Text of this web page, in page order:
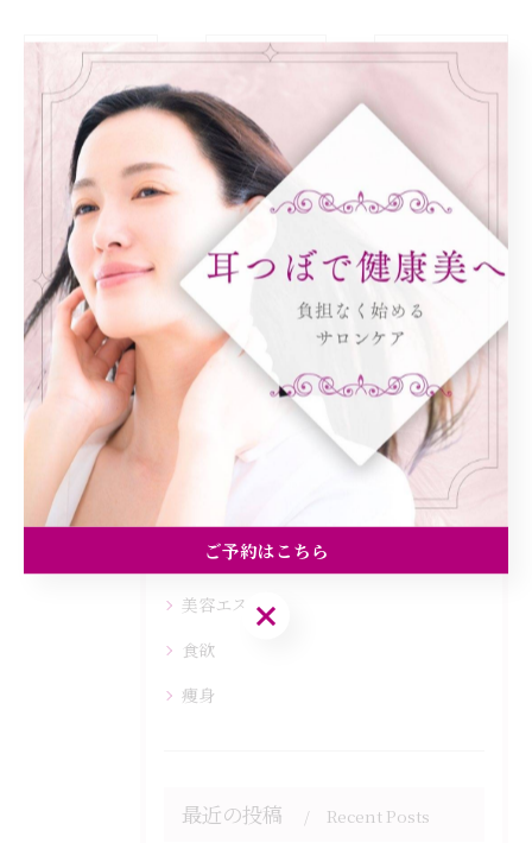
< 前のページ 一覧に戻る 次のページ >
関連タグ
#耳つぼ
カテゴリー
全てのカテゴリー
健康
美容エステ
食欲
痩身
最近の投稿 Recent Posts
ご予約はこちら
ご予約はこちら